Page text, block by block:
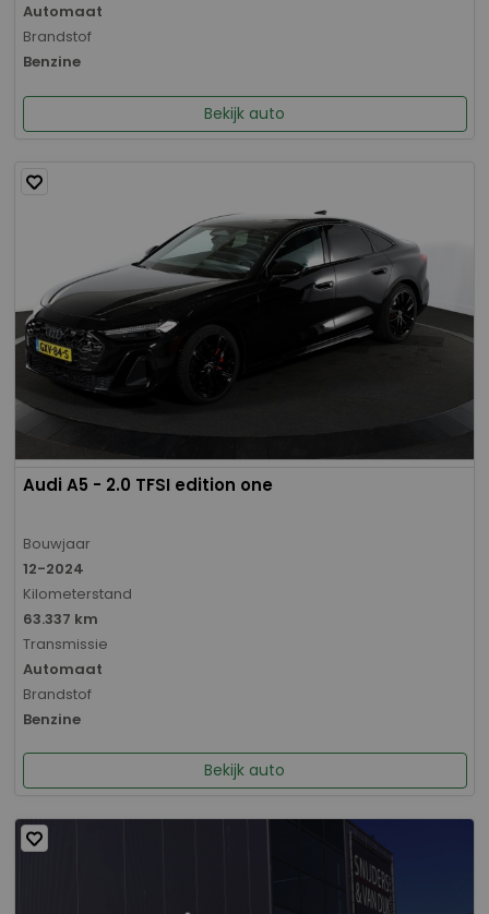
Automaat
Brandstof
Benzine
Bekijk auto
Audi A5 - 2.0 TFSI edition one
Bouwjaar
12-2024
Kilometerstand
63.337 km
Transmissie
Automaat
Brandstof
Benzine
Bekijk auto